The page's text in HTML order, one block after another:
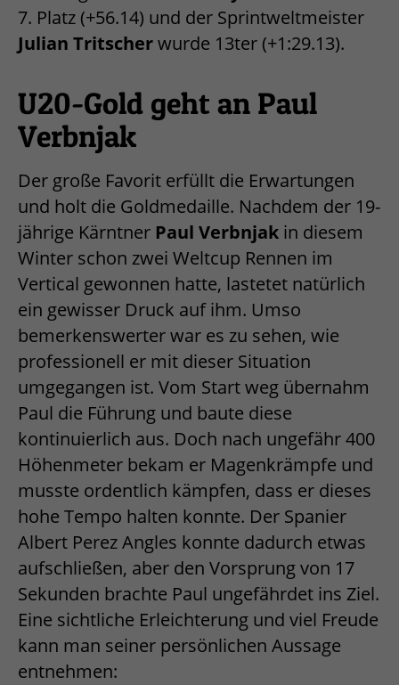
7. Platz (+56.14) und der Sprintweltmeister
Julian Tritscherwurde 13ter (+1:29.13).
U20-Gold geht an Paul
Verbnjak
Der große Favorit erfüllt die Erwartungen
und holt die Goldmedaille. Nachdem der 19-
jährige Kärntner Paul Verbnjak in diesem
Winter schon zwei Weltcup Rennen im
Vertical gewonnen hatte, lastetet natürlich
ein gewisser Druck auf ihm. Umso
bemerkenswerter war es zu sehen, wie
professionell er mit dieser Situation
umgegangen ist. Vom Start weg übernahm
Paul die Führung und baute diese
kontinuierlich aus. Doch nach ungefähr 400
Höhenmeter bekam er Magenkrämpfe und
musste ordentlich kämpfen, dass er dieses
hohe Tempo halten konnte. Der Spanier
Albert Perez Angles konnte dadurch etwas
aufschließen, aber den Vorsprung von 17
Sekunden brachte Paul ungefährdet ins Ziel.
Eine sichtliche Erleichterung und viel Freude
kann man seiner persönlichen Aussage
entnehmen: